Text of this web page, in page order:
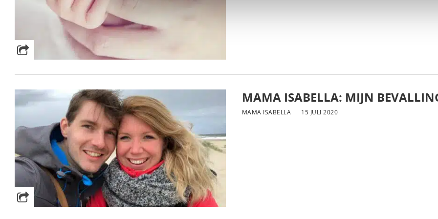
MAMA ISABELLA: MIJN
MAMA ISABELLA 15 JULI 2020